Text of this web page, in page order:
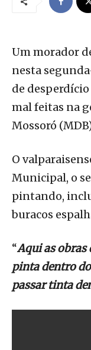
Um morador
nesta
de
mal feitas na
Mossoró
O
Municipal, o
pintando,
buracos
“Aqui as obras
pinta dentro
passar tinta